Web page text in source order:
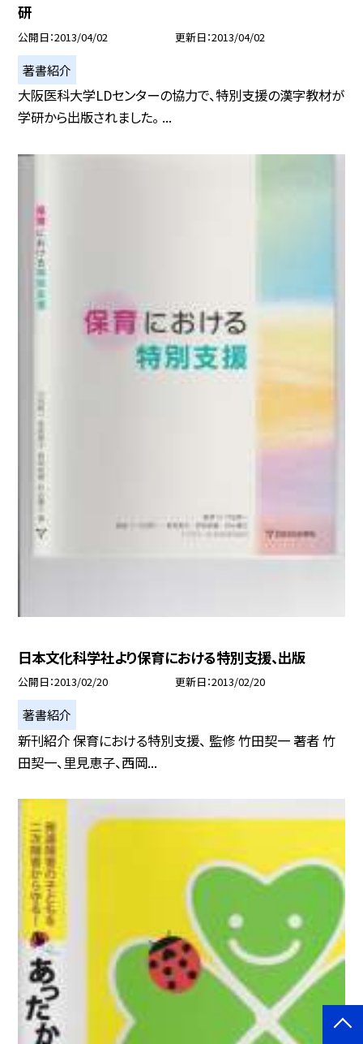
研
公開日 2013/04/02 更新日 2013/04/02
著書紹介
大阪医科大学LDセンターの協力で、特別支援の漢字教材が
学研から出版されました。 ...
日本文化科学社より保育における特別支援、出版
公開日 2013/02/20 更新日 2013/02/20
著書紹介
新刊紹介 保育における特別支援、 監修 竹田契一 著者 竹
田契一、里見恵子、西岡...